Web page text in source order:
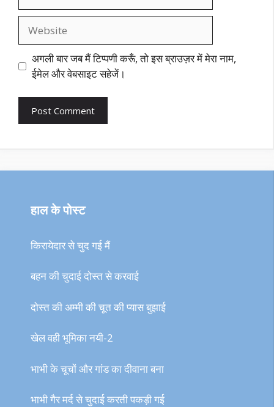
अगली बार जब मैं टिप्पणी करूँ, तो इस ब्राउज़र में मेरा नाम,
ईमेल और वेबसाइट सहेजें।
हाल के पोस्ट
किरायेदार से चुद गई मैं
बहन की चुदाई दोस्त से करवाई
दोस्त की अम्मी की चूत की प्यास बुझाई
खेल वही भूमिका नयी-2
भाभी के चूचों और गांड का दीवाना बना
भाभी गैर मर्द से चुदाई करती पकड़ी गई